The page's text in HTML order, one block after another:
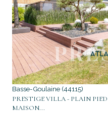
Basse-Goulaine (44115)
PRESTIGE VILLA - PLAIN PIED
MAISON...